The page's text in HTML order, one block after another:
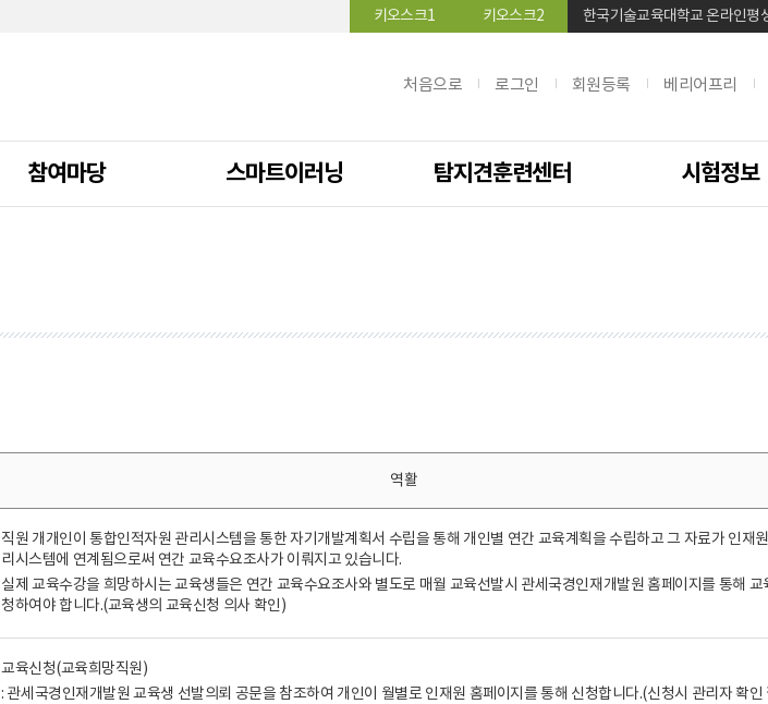
키오스크1 키오스크2 한국기술교육대학교 온라인평
처음으로 로그인 회원등록 베리어프리
참여마당 스마트이러닝 탐지견훈련센터 시험정보
역활
직원 개개인이 통합인적자원 관리시스템을 통한 자기개발계획서 수립을 통해 개인별 연간 교육계획을 수립하고 그 자료가 인재
리시스템에 연계됨으로써 연간 교육수요조사가 이뤄지고 있습니다.
실제 교육수강을 희망하시는 교육생들은 연간 교육수요조사와 별도로 매월 교육선발시 관세국경인재개발원 홈페이지를 통해 교
청하여야 합니다.(교육생의 교육신청 의사 확인)
교육신청(교육희망직원)
: 관세국경인재개발원 교육생 선발의뢰 공문을 참조하여 개인이 월별로 인재원 홈페이지를 통해 신청합니다.(신청시 관리자 확인